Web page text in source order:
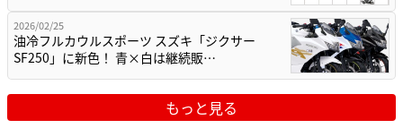
2026/02/25
油冷フルカウルスポーツ スズキ「ジクサー
SF250」に新色！ 青×白は継続販…
もっと見る